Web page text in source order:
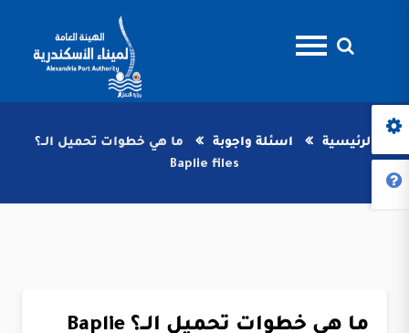
الرئيسية اسئلة واجوبة
ما هي خطوات تحميل الــ؟
Baplie files
ما هي خطوات تحميل الــ؟ Baplie